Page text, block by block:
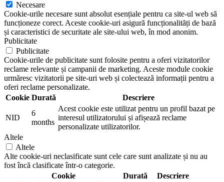
Necesare
Cookie-urile necesare sunt absolut esențiale pentru ca site-ul web să
funcționeze corect. Aceste cookie-uri asigură funcționalități de bază
și caracteristici de securitate ale site-ului web, în mod anonim.
Publicitate
Publicitate
Cookie-urile de publicitate sunt folosite pentru a oferi vizitatorilor
reclame relevante și campanii de marketing. Aceste module cookie
urmăresc vizitatorii pe site-uri web și colectează informații pentru a
oferi reclame personalizate.
Cookie Durată Descriere
NID
6
months
Acest cookie este utilizat pentru un profil bazat pe
interesul utilizatorului și afișează reclame
personalizate utilizatorilor.
Altele
Altele
Alte cookie-uri neclasificate sunt cele care sunt analizate și nu au
fost încă clasificate într-o categorie.
Cookie
Durată
Descriere